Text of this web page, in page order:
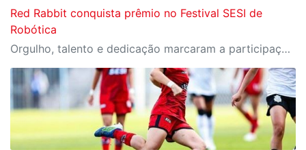
Red Rabbit conquista prêmio no Festival SESI de
Robótica
Orgulho, talento e dedicação marcaram a participação da equipe na etapa nacional